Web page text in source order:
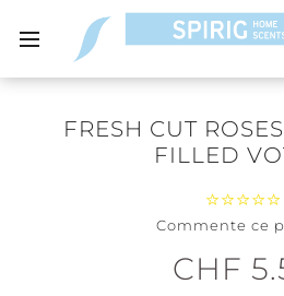
FRESH CUT
FILLED
Commente ce
CHF